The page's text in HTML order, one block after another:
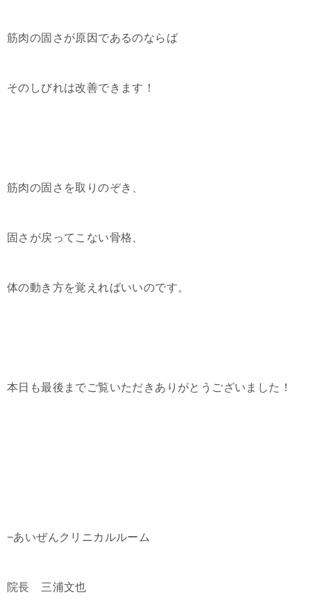
筋肉の固さが原因であるのならば
そのしびれは改善できます！
筋肉の固さを取りのぞき、
固さが戻ってこない骨格、
体の動き方を覚えればいいのです。
本日も最後までご覧いただきありがとうございました！
−あいぜんクリニカルルーム
院長 三浦文也